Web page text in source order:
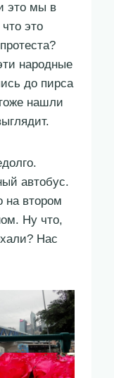
это мы в
это
народные
до пирса
нашли
автобус.
на втором
Ну что,
Нас